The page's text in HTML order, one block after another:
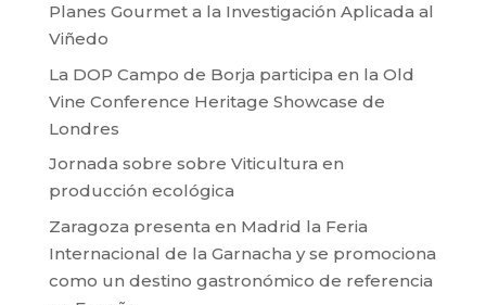
Planes Gourmet a la Investigación Aplicada al
Viñedo
La DOP Campo de Borja participa en la Old
Vine Conference Heritage Showcase de
Londres
Jornada sobre sobre Viticultura en
producción ecológica
Zaragoza presenta en Madrid la Feria
Internacional de la Garnacha y se promociona
como un destino gastronómico de referencia